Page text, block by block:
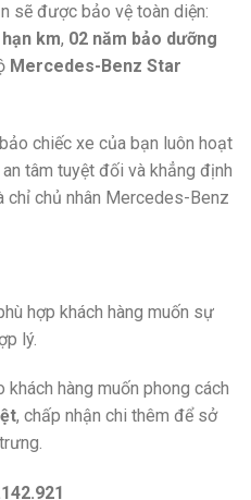
sẽ được bảo vệ toàn diện:
km, 02 năm bảo dưỡng
Mercedes-Benz Star
chiếc xe của bạn luôn hoạt
tâm tuyệt đối và khẳng định
chỉ chủ nhân Mercedes-Benz
hợp khách hàng muốn sự
lý.
khách hàng muốn phong cách
, chấp nhận chi thêm để sở